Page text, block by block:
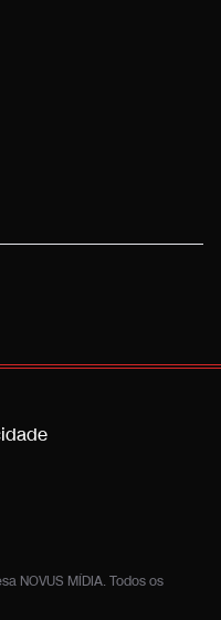
NOVUS MÍDIA. Todos os